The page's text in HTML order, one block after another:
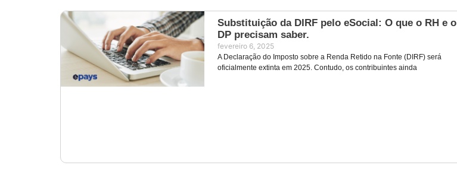
Substituição da DIRF pelo eSocial: O que o RH e o
DP precisam saber.
fevereiro 6, 2025
A Declaração do Imposto sobre a Renda Retido na Fonte (DIRF) será
oficialmente extinta em 2025. Contudo, os contribuintes ainda